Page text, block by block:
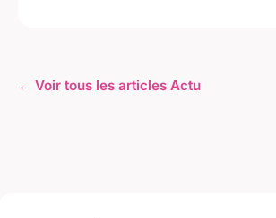
← Voir tous les articles Actu